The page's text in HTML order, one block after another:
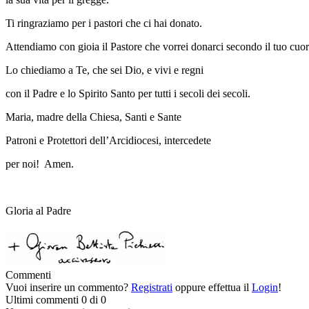
Ti ringraziamo per i pastori che ci hai donato.
Attendiamo con gioia il Pastore che vorrei donarci secondo il tuo
Lo chiediamo a Te, che sei Dio, e vivi e regni
con il Padre e lo Spirito Santo per tutti i secoli dei secoli.
Maria, madre della Chiesa, Santi e Sante
Patroni e Protettori dell’Arcidiocesi, intercedete
per noi! Amen.
Gloria al Padre
Commenti
Vuoi inserire un commento? Registrati oppure effettua il Login!
Ultimi commenti 0 di 0